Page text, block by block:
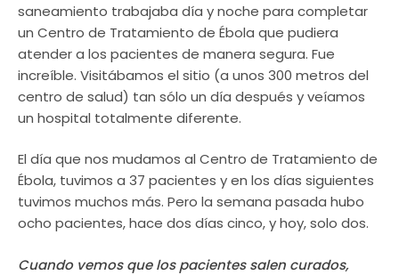
saneamiento trabajaba día y noche para completar
un Centro de Tratamiento de Ébola que pudiera
atender a los pacientes de manera segura. Fue
increíble. Visitábamos el sitio (a unos 300 metros del
centro de salud) tan sólo un día después y veíamos
un hospital totalmente diferente.
El día que nos mudamos al Centro de Tratamiento de
Ébola, tuvimos a 37 pacientes y en los días siguientes
tuvimos muchos más. Pero la semana pasada hubo
ocho pacientes, hace dos días cinco, y hoy, solo dos.
Cuando vemos que los pacientes salen curados,